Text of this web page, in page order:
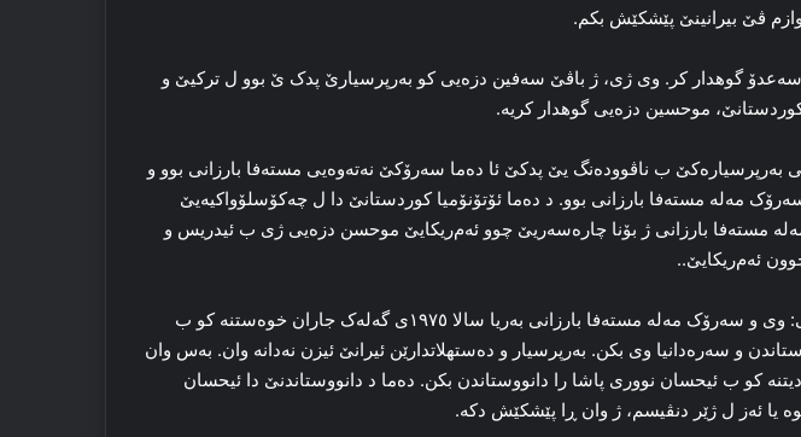
ڤێ بیرانینێ پێشکێش بکم.
سه‌عدۆ گوهدار کر. وی ژی، ژ باڤێ سه‌فین دزه‌یی کو به‌رپرسیارێ پدک ێ بوو ل ترکیێ و
موحسین دزه‌یی گوهدار کریه‌.
ب ناڤووده‌نگ یێ پدکێ ئا ده‌ما سه‌رۆکێ نه‌ته‌وه‌یی مسته‌فا بارزانی بوو و
مه‌له‌ مسته‌فا بارزانی بوو. د ده‌ما ئۆتۆنۆمیا کوردستانێ دا ل چه‌کۆسلۆواکیه‌یێ
مسته‌فا بارزانی ژ بۆنا چارەسەریێ چوو ئه‌م‌ریکایێ موحسن دزەیی ژی ب ئیدریس و
ئه‌م‌ریکایێ..
گۆر ئاگاهداریا موحسن دزه‌یی: وی و سه‌رۆک مه‌له‌ مسته‌فا بارزانی به‌ریا سالا ۱۹۷٥ی گه‌له‌ک جاران خوه‌ستنه‌ کو ب
و سه‌ره‌دانیا وی بکن. به‌رپرسیار و دەستھلاتدارێن ئیرانێ ئیزن نه‌دانه‌ وان. به‌س وان
ده‌رفه‌ت دیتنه‌ کو ب ئیحسان نووری پاشا را‌ دانووستاندن بکن. ده‌ما د دانووستاندنێ دا ئیحسان
یا ئه‌ز ل ژێر دنڤیسم، ژ وان ڕا‌ پێشکێش دکه‌.